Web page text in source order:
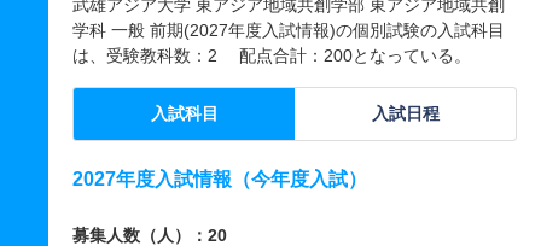
武雄アジア大学 東アジア地域共創学部 東アジア地域共創
学科 一般 前期(2027年度入試情報)の個別試験の入試科目
は、受験教科数：2 配点合計：200となっている。
入試科目 入試日程
2027年度入試情報（今年度入試）
募集人数（人）：20